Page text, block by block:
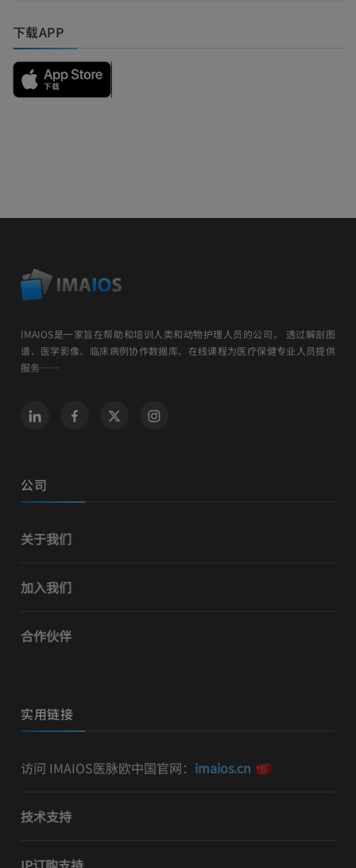
下载APP
IMAIOS是一家旨在帮助和培训人类和动物护理人员的公司。 透过解剖图
谱、医学影像、临床病例协作数据库、在线课程为医疗保健专业人员提供
服务……
公司
关于我们
加入我们
合作伙伴
实用链接
访问 IMAIOS医脉欧中国官网： imaios.cn
技术支持